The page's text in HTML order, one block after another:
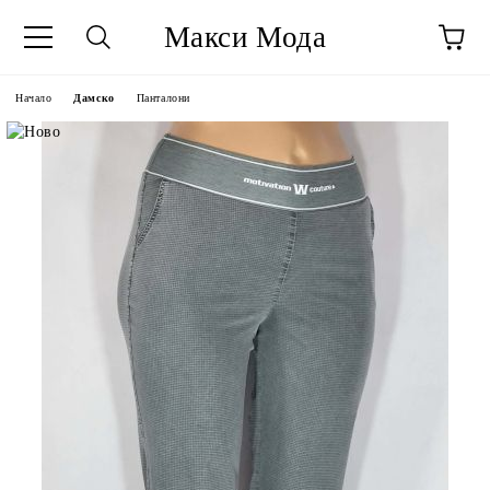
Макси Мода
Начало Дамско Панталони